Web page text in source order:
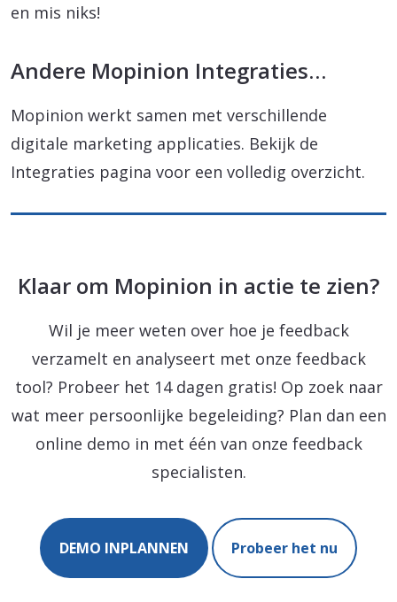
en mis niks!
Andere Mopinion Integraties…
Mopinion werkt samen met verschillende
digitale marketing applicaties. Bekijk de
Integraties pagina voor een volledig overzicht.
Klaar om Mopinion in actie te zien?
Wil je meer weten over hoe je feedback
verzamelt en analyseert met onze feedback
tool? Probeer het 14 dagen gratis! Op zoek naar
wat meer persoonlijke begeleiding? Plan dan een
online demo in met één van onze feedback
specialisten.
DEMO INPLANNEN Probeer het nu